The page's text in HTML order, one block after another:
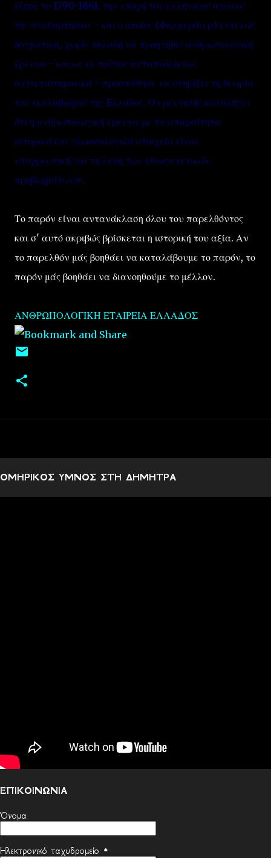
έζησε το 1790-1861, την εποχή του ελληνικού αγώνος
της ανεξαρτησίας - και ο οποίος (Φαλμεράιερ) εντελώς
δογματικά, χωρίς δηλαδή να προηγηθεί ανθρωπολογική
έρευνα - και ως εκ τούτου αυταποδείκτως
αντιεπιστημονικά - προσπάθησε να στηρίξει τη θεωρία
του εκσλαβισμού της Ελλάδος. Ο ερευνητής καταλήγει
ότι η ανθρωπολογική έρευνα με τα απαραίτητα
ιστορικά και γλωσσολογικά στοιχεία είναι
υποχρεωτική για τη λύση των εθνογενετικών
προβλημάτων».
Το παρόν είναι αντανάκλαση όλου του παρελθόντος
και σ' αυτό ακριβώς βρίσκεται η ιστορική του αξία. Αν
το παρελθόν μάς βοηθάει να καταλάβουμε το παρόν, το
παρόν μάς βοηθάει να διανοηθούμε το μέλλον.
ΑΝΘΡΩΠΟΛΟΓΙΚΗ ΕΤΑΙΡΕΙΑ ΕΛΛΑΔΟΣ
ΟΜΗΡΙΚΟΣ ΥΜΝΟΣ ΣΤΗ ΔΗΜΗΤΡΑ
ΕΠΙΚΟΙΝΩΝΙΑ
Όνομα
Ηλεκτρονικό ταχυδρομείο *